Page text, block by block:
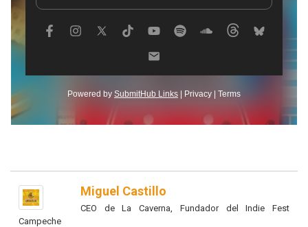
Miguel Castillo
CEO de La Caverna, Fundador del Indie Fest
Campeche